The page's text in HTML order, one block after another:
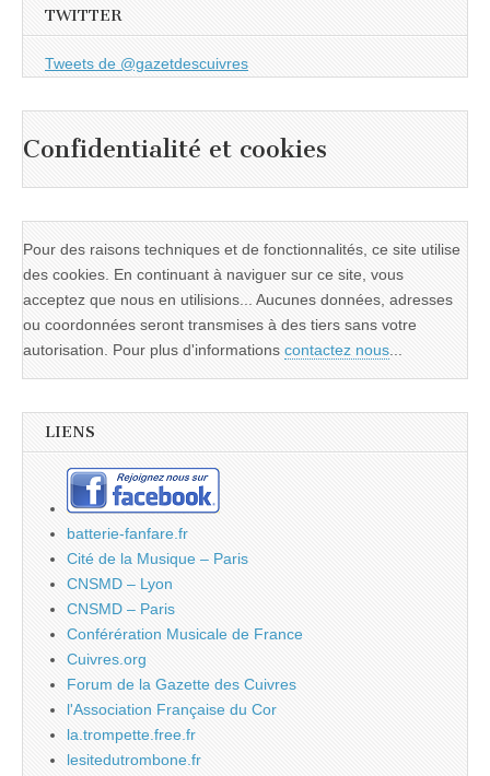
TWITTER
Tweets de @gazetdescuivres
Confidentialité et cookies
Pour des raisons techniques et de fonctionnalités, ce site utilise
des cookies. En continuant à naviguer sur ce site, vous
acceptez que nous en utilisions... Aucunes données, adresses
ou coordonnées seront transmises à des tiers sans votre
autorisation. Pour plus d'informations contactez nous...
LIENS
batterie-fanfare.fr
Cité de la Musique – Paris
CNSMD – Lyon
CNSMD – Paris
Conférération Musicale de France
Cuivres.org
Forum de la Gazette des Cuivres
l'Association Française du Cor
la.trompette.free.fr
lesitedutrombone.fr